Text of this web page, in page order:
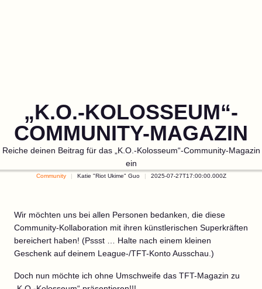
„K.O.-KOLOSSEUM“-
COMMUNITY-MAGAZIN
Reiche deinen Beitrag für das „K.O.-Kolosseum“-Community-Magazin
ein
Community Katie "Riot Ukime" Guo 2025-07-27T17:00:00.000Z
Wir möchten uns bei allen Personen bedanken, die diese
Community-Kollaboration mit ihren künstlerischen Superkräften
bereichert haben! (Pssst … Halte nach einem kleinen
Geschenk auf deinem League-/TFT-Konto Ausschau.)
Doch nun möchte ich ohne Umschweife das TFT-Magazin zu